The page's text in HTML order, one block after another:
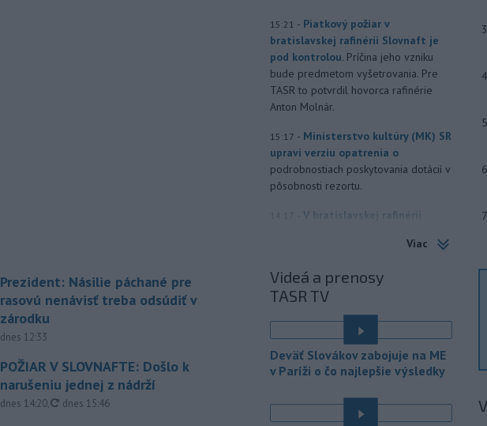
Prezident: Násilie páchané pre
rasovú nenávisť treba odsúdiť v
zárodku
dnes 12:33
POŽIAR V SLOVNAFTE: Došlo k
narušeniu jednej z nádrží
dnes 14:20, aktualizované
dnes 15:46
15:21 - Piatkový požiar v
bratislavskej rafinérii Slovnaft je
pod kontrolou. Príčina jeho vzniku
bude predmetom vyšetrovania. Pre
TASR to potvrdil hovorca rafinérie
Anton Molnár.
15:17 - Ministerstvo kultúry (MK) SR
upraví verziu opatrenia o
podrobnostiach poskytovania dotácií v
pôsobnosti rezortu.
V bratislavskej rafinérii
TASR o tom informovala
nebezpečenstvo.
na festivale môže byť vyššia
úroveň hluku. Je preto dobré držať sa
ďalej od reproduktorov, používať
chrániče sluchu či dodržiavať
12:49 - Podporu kandidatúre
Viac
Videá a prenosy
TASR TV
Deväť Slovákov zabojuje na ME
v Paríži o čo najlepšie výsledky
3
4
5
6
7